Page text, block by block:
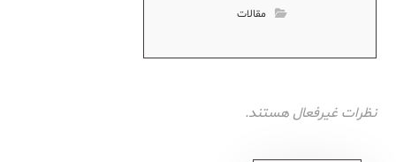
مقالات
نظرات غیرفعال هستند.